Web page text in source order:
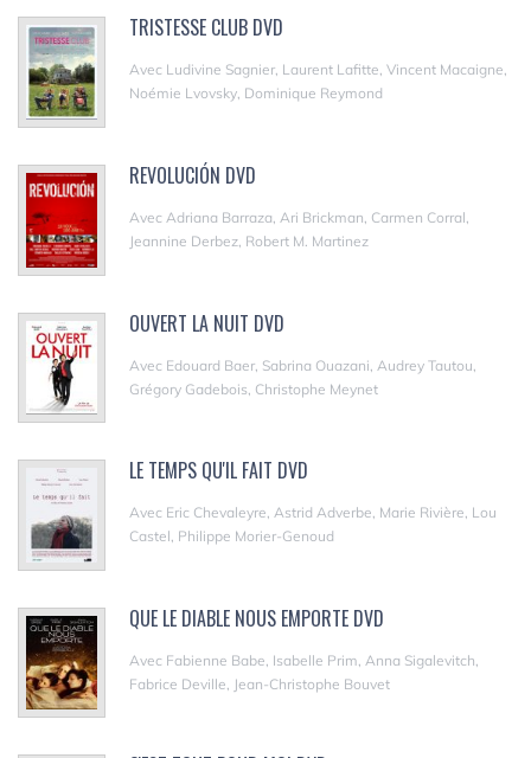
TRISTESSE CLUB DVD
Avec Ludivine Sagnier, Laurent Lafitte, Vincent Macaigne,
Noémie Lvovsky, Dominique Reymond
REVOLUCIÓN DVD
Avec Adriana Barraza, Ari Brickman, Carmen Corral,
Jeannine Derbez, Robert M. Martinez
OUVERT LA NUIT DVD
Avec Edouard Baer, Sabrina Ouazani, Audrey Tautou,
Grégory Gadebois, Christophe Meynet
LE TEMPS QU'IL FAIT DVD
Avec Eric Chevaleyre, Astrid Adverbe, Marie Rivière, Lou
Castel, Philippe Morier-Genoud
QUE LE DIABLE NOUS EMPORTE DVD
Avec Fabienne Babe, Isabelle Prim, Anna Sigalevitch,
Fabrice Deville, Jean-Christophe Bouvet